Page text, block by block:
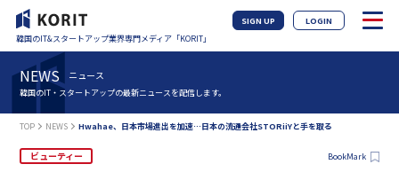
韓国のIT&スタートアップ業界専門メディア「KORIT」
SIGN UP LOGIN
NEWS ニュース
韓国のIT・スタートアップの最新ニュースを配信します。
TOP NEWS Hwahae、日本市場進出を加速…日本の流通会社STORiiYと手を取る
ビューティー BookMark